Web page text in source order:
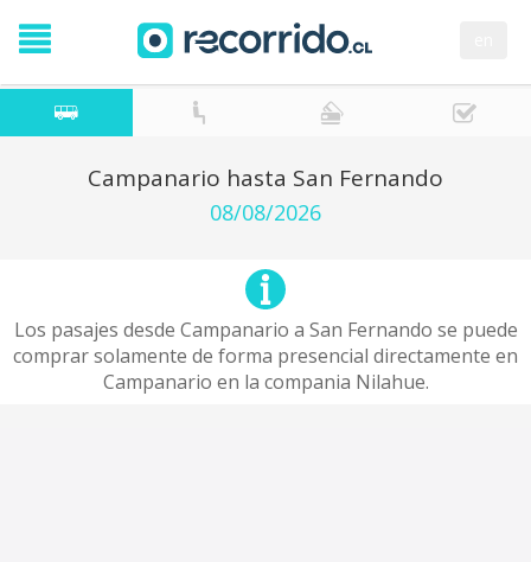
Campanario hasta San Fernando
08/08/2026
Los pasajes desde Campanario a San Fernando se puede
comprar solamente de forma presencial directamente en
Campanario en la compania Nilahue.